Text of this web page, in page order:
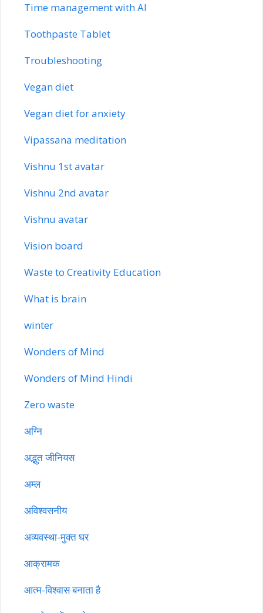
Time management with AI
Toothpaste Tablet
Troubleshooting
Vegan diet
Vegan diet for anxiety
Vipassana meditation
Vishnu 1st avatar
Vishnu 2nd avatar
Vishnu avatar
Vision board
Waste to Creativity Education
What is brain
winter
Wonders of Mind
Wonders of Mind Hindi
Zero waste
अग्नि
अद्भुत जीनियस
अम्ल
अविश्वसनीय
अव्यवस्था-मुक्त घर
आक्रामक
आत्म-विश्वास बनाता है